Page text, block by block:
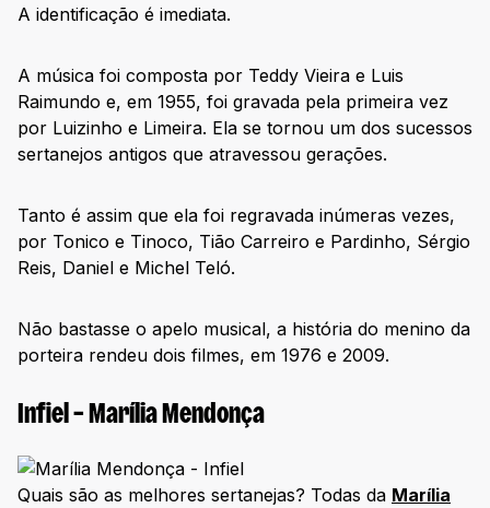
A identificação é imediata.
A música foi composta por Teddy Vieira e Luis
Raimundo e, em 1955, foi gravada pela primeira vez
por Luizinho e Limeira. Ela se tornou um dos sucessos
sertanejos antigos que atravessou gerações.
Tanto é assim que ela foi regravada inúmeras vezes,
por Tonico e Tinoco, Tião Carreiro e Pardinho, Sérgio
Reis, Daniel e Michel Teló.
Não bastasse o apelo musical, a história do menino da
porteira rendeu dois filmes, em 1976 e 2009.
Infiel – Marília Mendonça
Quais são as melhores sertanejas? Todas da Marília